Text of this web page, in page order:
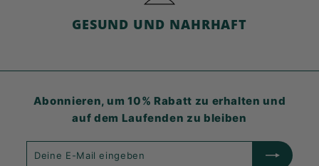
GESUND UND NAHRHAFT
Abonnieren, um 10% Rabatt zu erhalten und
auf dem Laufenden zu bleiben